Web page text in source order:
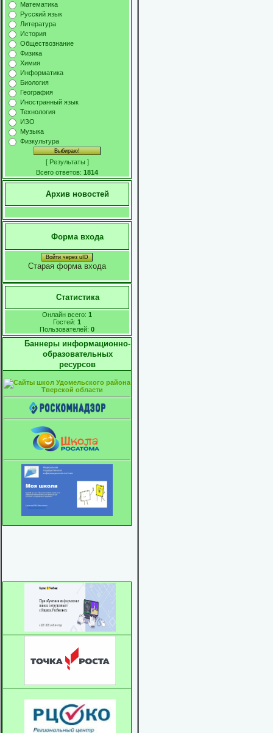
Математика
Русский язык
Литература
История
Обществознание
Физика
Химия
Информатика
Биология
География
Иностранный язык
Технология
ИЗО
Музыка
Физкультура
[ Результаты ]
Всего ответов: 1814
Архив новостей
Форма входа
Войти через uID
Старая форма входа
Статистика
Онлайн всего: 1
Гостей: 1
Пользователей: 0
Баннеры информационно-
образовательных
ресурсов